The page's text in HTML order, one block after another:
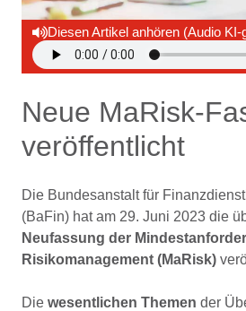
Diesen Artikel anhören (Audio KI-
Neue MaRisk-
veröffentlicht
Die Bundesanstalt für
(BaFin) hat am 29. Juni 2023 die
Neufassung der
Risikomanagement (MaRisk)
Die wesentlichen Themen der